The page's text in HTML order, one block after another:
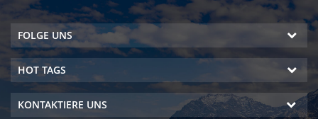
FOLGE UNS
HOT TAGS
KONTAKTIERE UNS